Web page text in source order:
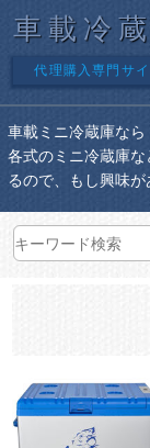
車載冷
代理購入専門サイ
車載ミニ冷蔵庫なら
各式のミニ冷蔵庫
るので、もし興味